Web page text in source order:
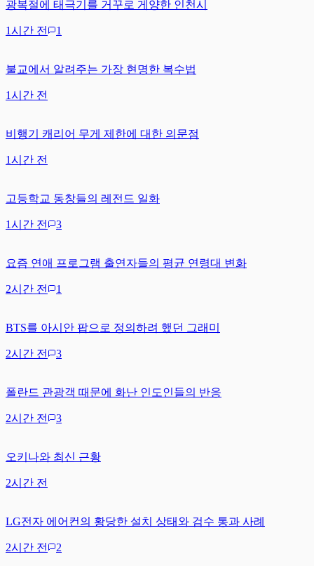
광복절에 태극기를 거꾸로 게양한 인천시
1시간 전 1
불교에서 알려주는 가장 현명한 복수법
1시간 전
비행기 캐리어 무게 제한에 대한 의문점
1시간 전
고등학교 동창들의 레전드 일화
1시간 전 3
요즘 연애 프로그램 출연자들의 평균 연령대 변화
2시간 전 1
BTS를 아시안 팝으로 정의하려 했던 그래미
2시간 전 3
폴란드 관광객 때문에 화난 인도인들의 반응
2시간 전 3
오키나와 최신 근황
2시간 전
LG전자 에어컨의 황당한 설치 상태와 검수 통과 사례
2시간 전 2